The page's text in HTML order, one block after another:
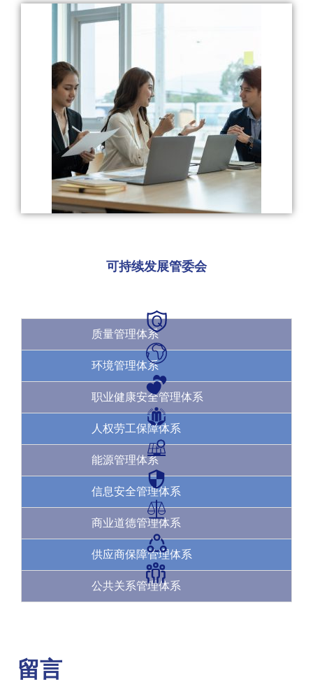
可持续发展管委会
质量管理体系
环境管理体系
职业健康安全管理体系
人权劳工保障体系
能源管理体系
信息安全管理体系
商业道德管理体系
供应商保障管理体系
公共关系管理体系
留言